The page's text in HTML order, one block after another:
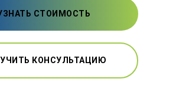
СТОИМОСТЬ
КОНСУЛЬТАЦИЮ